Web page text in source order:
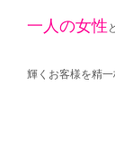
一人の女性
輝くお客様を精